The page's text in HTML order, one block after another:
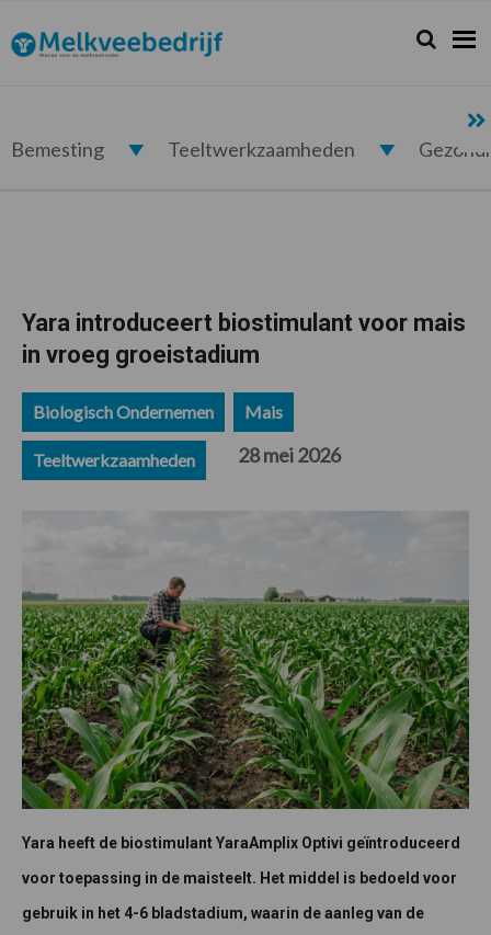
de
hoofdnavigatie
de
hoofd
de
eerste
de
voettekst
Melkveebedrijf.nl Zoeken...
Zoek
Bemesting Teeltwerkzaamheden
Yara introduceert biostimulant voor mais
in vroeg groeistadium
Biologisch Ondernemen Mais
Teeltwerkzaamheden 28 mei 2026
Yara heeft de biostimulant YaraAmplix Optivi geïntroduceerd
voor toepassing in de maisteelt. Het middel is bedoeld voor
gebruik in het 4-6 bladstadium, waarin de aanleg van de